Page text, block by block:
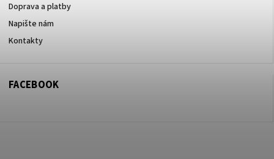
Doprava a platby
Napište nám
Kontakty
FACEBOOK